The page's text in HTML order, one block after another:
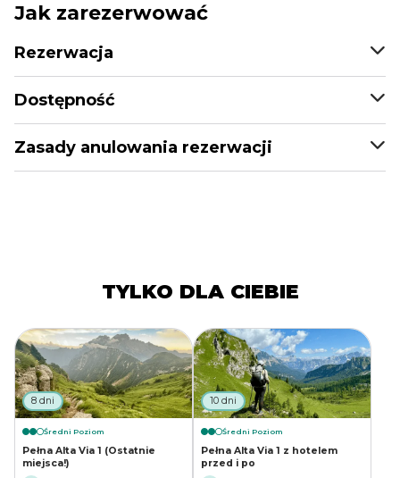
Jak zarezerwować
Rezerwacja
Dostępność
Zasady anulowania rezerwacji
TYLKO DLA CIEBIE
8 dni
Średni Poziom
Pełna Alta Via 1 (Ostatnie
miejsca!)
10 dni
Średni Poziom
Pełna Alta Via 1 z hotelem
przed i po